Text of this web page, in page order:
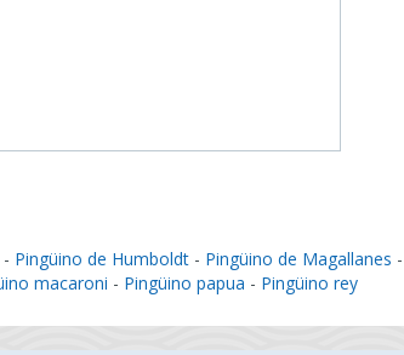
- Pingüino de Humboldt - Pingüino de Magallanes -
macaroni - Pingüino papua - Pingüino rey